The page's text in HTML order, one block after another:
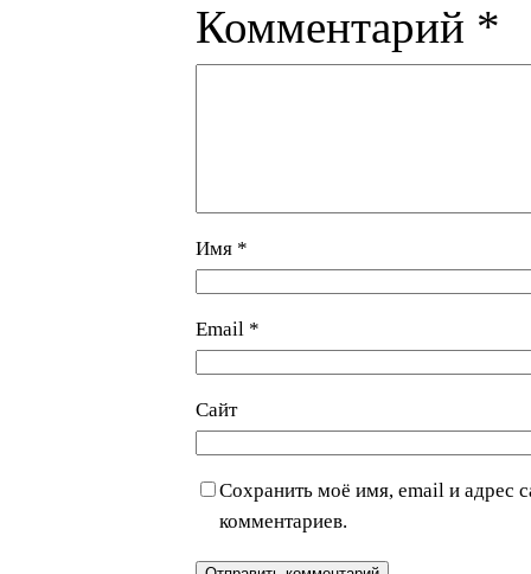
Комментарий *
Имя *
Email *
Сайт
Сохранить моё имя, email и адрес
комментариев.